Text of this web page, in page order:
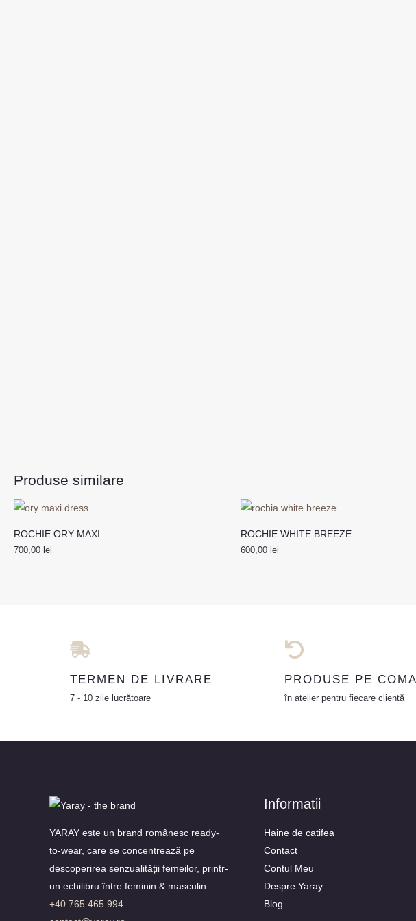
Produse similare
ROCHIE ORY MAXI
700,00 lei
ROCHIE WHITE BREEZE
600,00 lei
TERMEN DE LIVRARE
7 - 10 zile lucrătoare
PRODUSE PE
în atelier pentru fiecare clientă
YARAY este un brand românesc ready-
to-wear, care se concentrează pe
descoperirea senzualității femeilor, printr-
un echilibru între feminin & masculin.
+40 765 465 994
Informatii
Haine de catifea
Contact
Contul Meu
Despre Yaray
Blog